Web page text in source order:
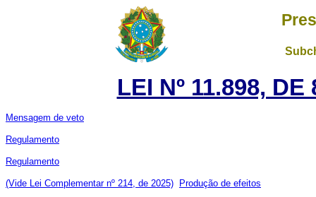
LEI Nº 11.898,
Mensagem de veto
Regulamento
Regulamento
(Vide Lei Complementar nº 214, de 2025) Produção de efeitos